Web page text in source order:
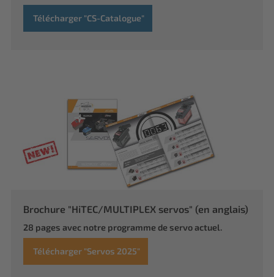
Télécharger "CS-Catalogue"
Brochure "HiTEC/MULTIPLEX servos" (en anglais)
28 pages avec notre programme de servo actuel.
Télécharger "Servos 2025"